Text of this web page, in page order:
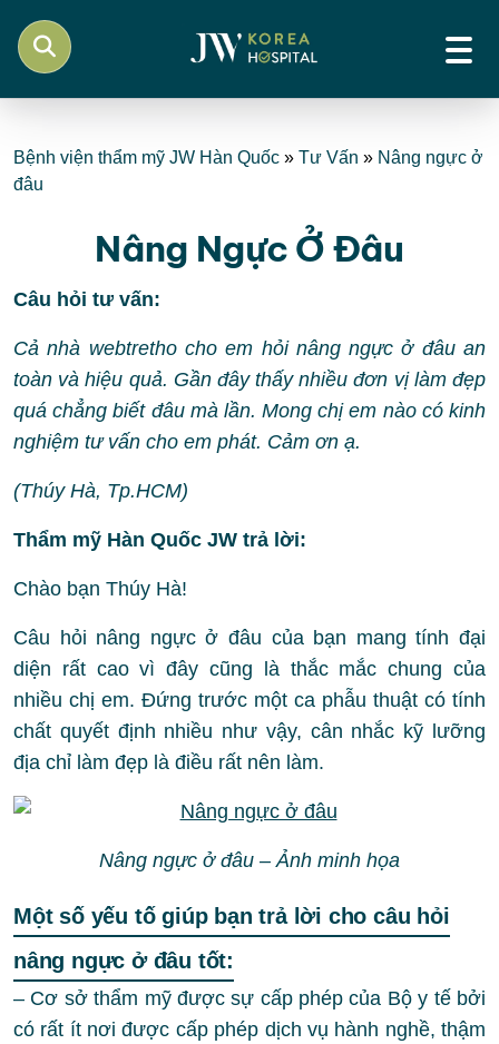
Bệnh viện thẩm mỹ JW Hàn Quốc » Tư Vấn » Nâng ngực ở
đâu
Nâng Ngực Ở Đâu
Câu hỏi tư vấn:
Cả nhà webtretho cho em hỏi nâng ngực ở đâu an
toàn và hiệu quả. Gần đây thấy nhiều đơn vị làm đẹp
quá chẳng biết đâu mà lần. Mong chị em nào có kinh
nghiệm tư vấn cho em phát. Cảm ơn ạ.
(Thúy Hà, Tp.HCM)
Thẩm mỹ Hàn Quốc JW trả lời:
Chào bạn Thúy Hà!
Câu hỏi nâng ngực ở đâu của bạn mang tính đại
diện rất cao vì đây cũng là thắc mắc chung của
nhiều chị em. Đứng trước một ca phẫu thuật có tính
chất quyết định nhiều như vậy, cân nhắc kỹ lưỡng
địa chỉ làm đẹp là điều rất nên làm.
Nâng ngực ở đâu – Ảnh minh họa
Một số yếu tố giúp bạn trả lời cho câu hỏi
nâng ngực ở đâu tốt:
– Cơ sở thẩm mỹ được sự cấp phép của Bộ y tế bởi
có rất ít nơi được cấp phép dịch vụ hành nghề, thậm